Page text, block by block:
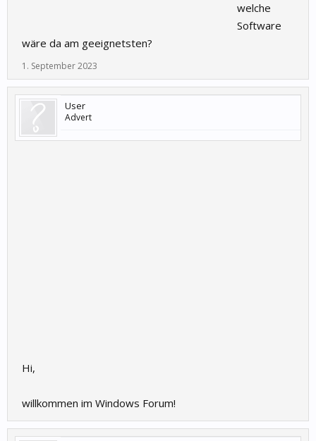
welche
Software
wäre da am geeignetsten?
1. September 2023
User
Advert
Hi,
willkommen im Windows Forum!